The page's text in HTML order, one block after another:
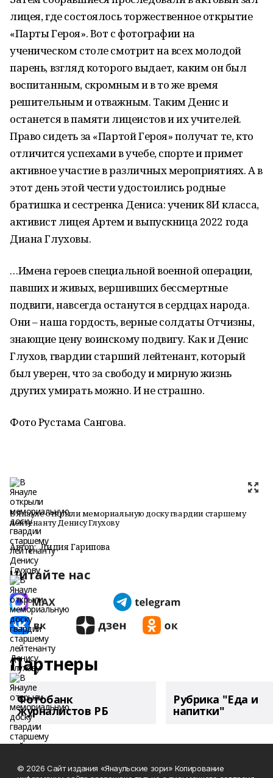
лицея, где состоялось торжественное открытие
«Парты Героя». Вот с фотографии на
ученическом столе смотрит на всех молодой
парень, взгляд которого выдает, каким он был
воспитанным, скромным и в то же время
решительным и отважным. Таким Денис и
останется в памяти лицеистов и их учителей.
Право сидеть за «Партой Героя» получат те, кто
отличится успехами в учебе, спорте и примет
активное участие в различных мероприятиях. А в
этот день этой чести удостоились родные
братишка и сестренка Дениса: ученик 8И класса,
активист лицея Артем и выпускница 2022 года
Диана Глуховы.
…Имена героев специальной военной операции,
павших и живых, вершивших бессмертные
подвиги, навсегда останутся в сердцах народа.
Они – наша гордость, верные солдаты Отчизны,
знающие цену воинскому подвигу. Как и Денис
Глухов, гвардии старший лейтенант, который
был уверен, что за свободу и мирную жизнь
других умирать можно. И не страшно.
Фото Рустама Сангова.
В Янауле открыли мемориальную доску гвардии старшему
лейтенанту Денису Глухову
Автор: Лидия Гарипова
Читайте нас
Партнеры
Фотобанк
журналистов РБ
Рубрика "Еда и
напитки"
© 2026 Сайт издания «Янаульские зори» Копирование